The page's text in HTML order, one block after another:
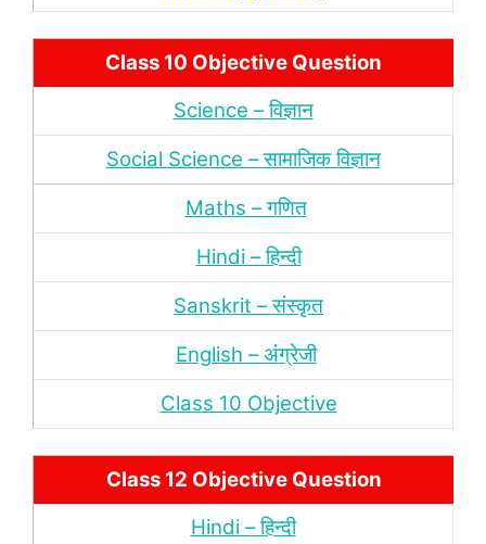
Class 10 Objective Question
Science – विज्ञान
Social Science – सामाजिक विज्ञान
Maths – गणित
Hindi – हिन्‍दी
Sanskrit – संस्‍कृत
English – अंंग्रेजी
Class 10 Objective
Class 12 Objective Question
Hindi – हिन्‍दी